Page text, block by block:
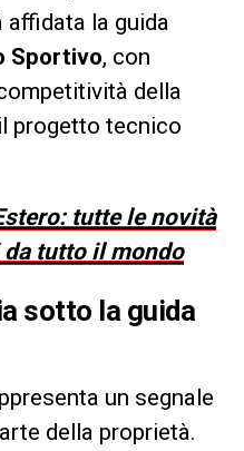
affidata la guida
Sportivo, con
della
progetto tecnico
tutte le novità
tutto il mondo
sotto la guida
un segnale
della proprietà.